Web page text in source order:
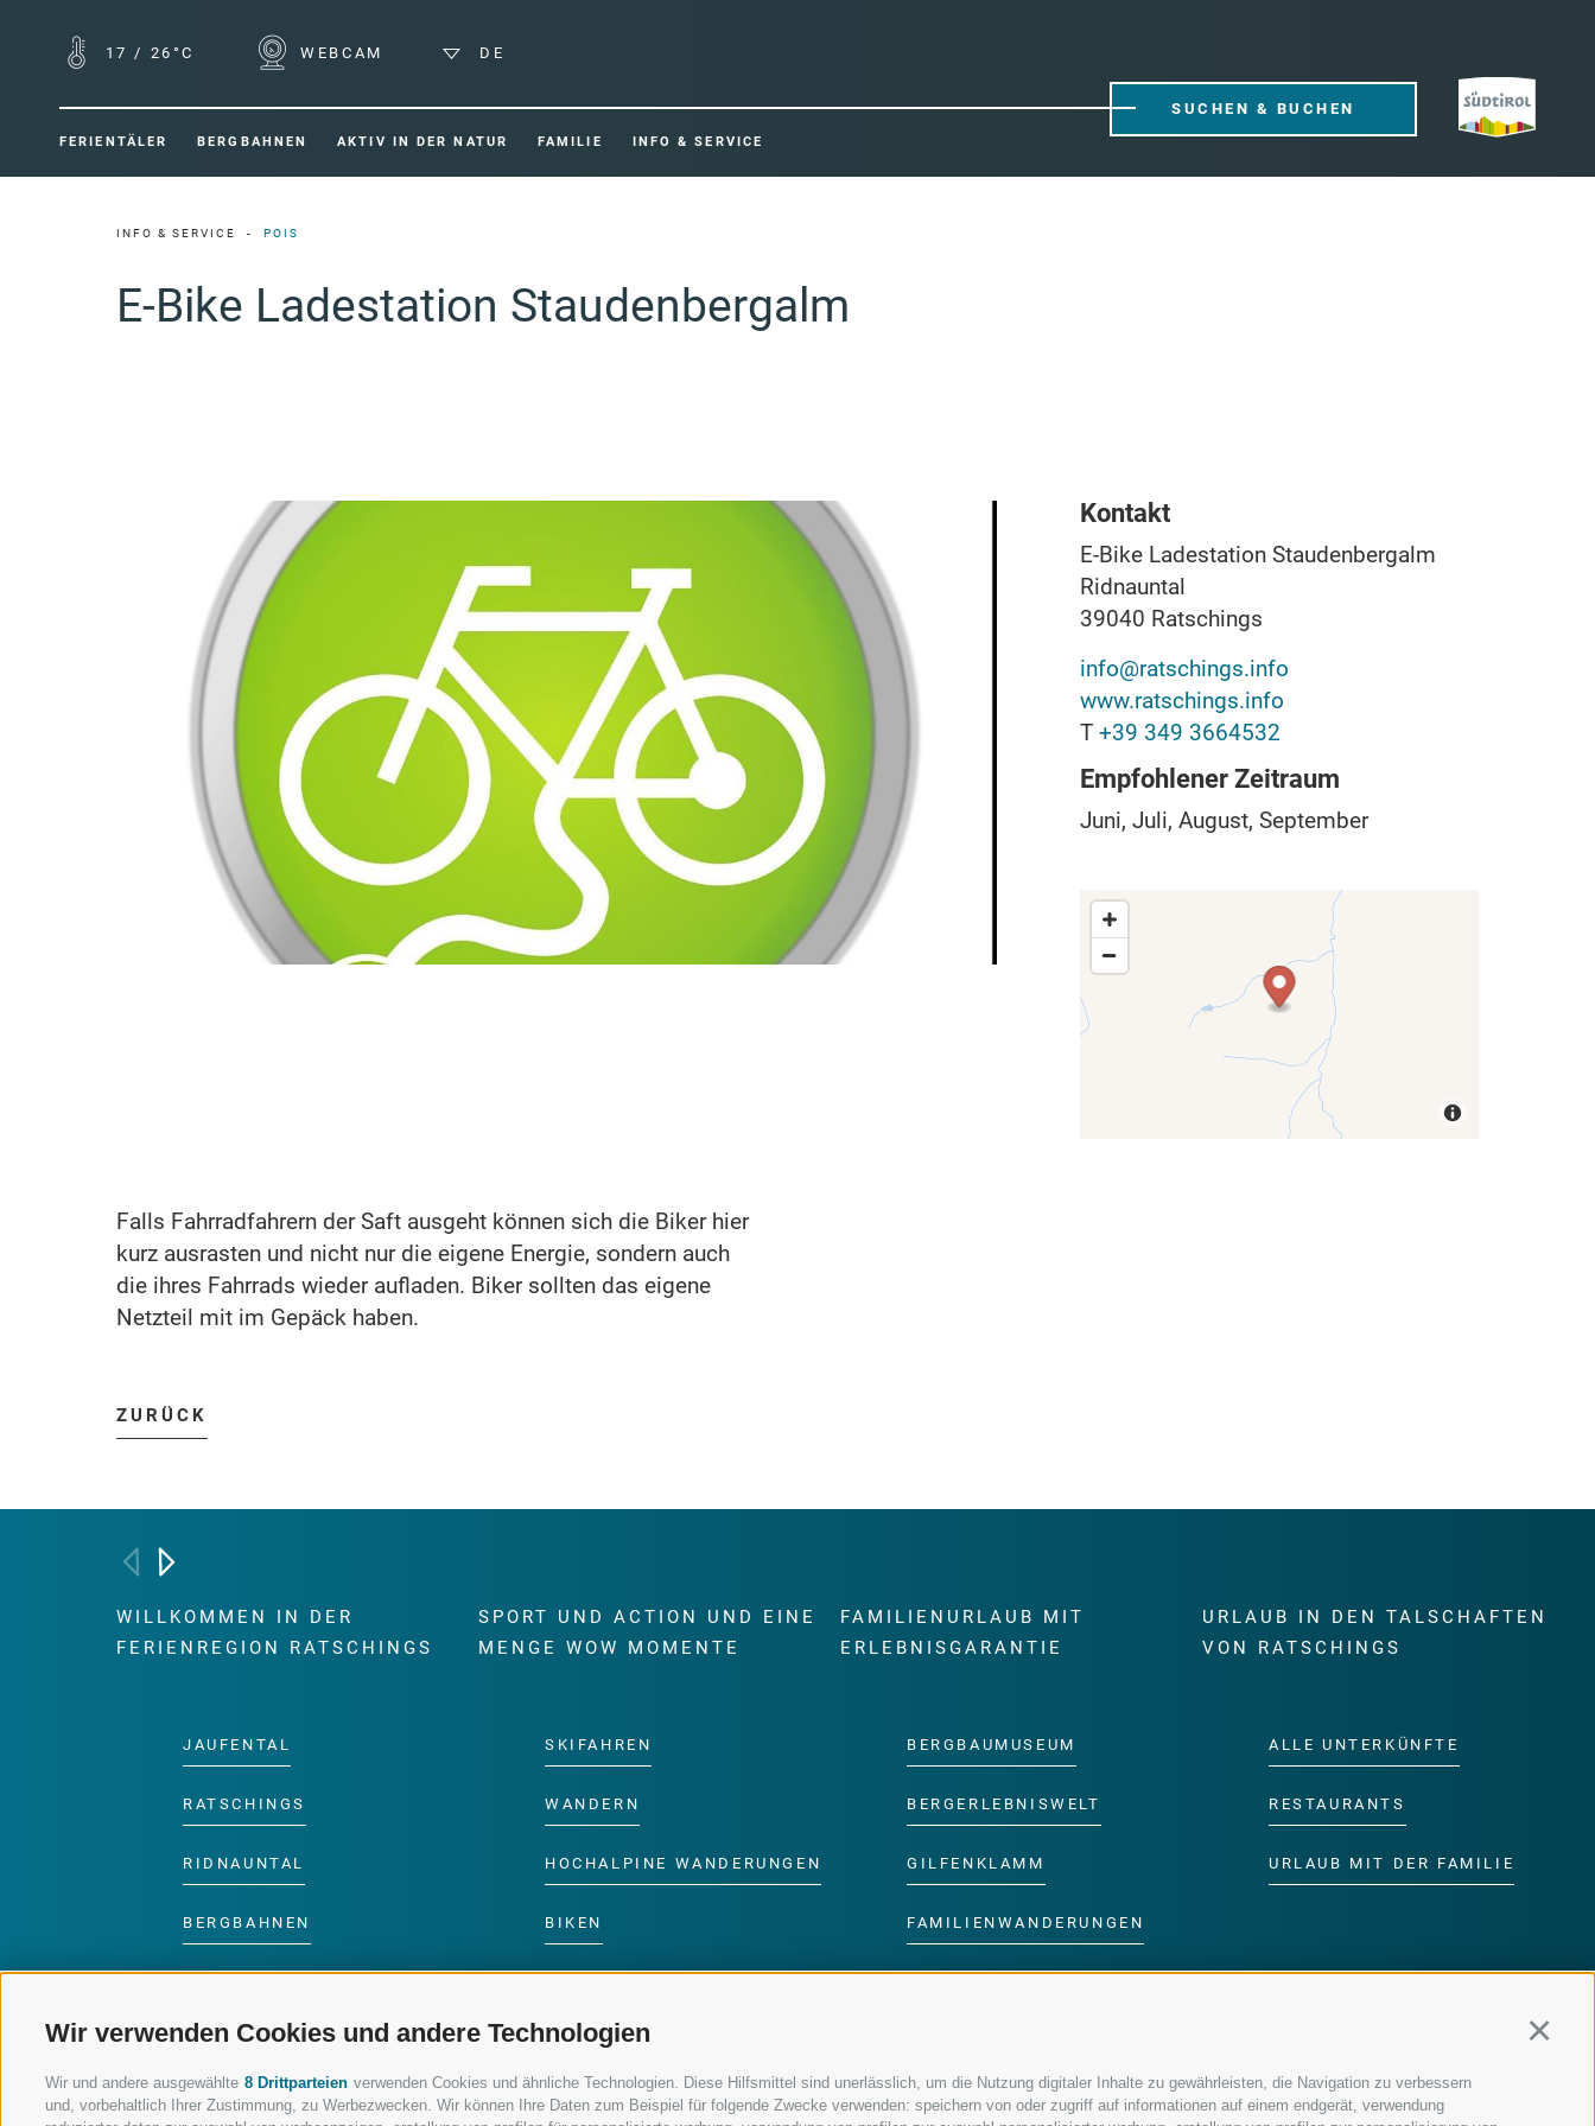
Wir verwenden Cookies und andere Technologien
Wir und andere ausgewählte 8 Drittparteien verwenden Cookies und ähnliche Technologien. Diese Hilfsmittel sind unerlässlich, um die Nutzung digitaler Inhalte zu gewährleisten, die Navigation zu verbessern
und, vorbehaltlich Ihrer Zustimmung, zu Werbezwecken. Wir können Ihre Daten zum Beispiel für folgende Zwecke verwenden: speichern von oder zugriff auf informationen auf einem endgerät, verwendung
17 / 26°C WEBCAM DE
FERIENTÄLER BERGBAHNEN AKTIV IN DER NATUR FAMILIE INFO & SERVICE
SUCHEN & BUCHEN
INFO & SERVICE POIS
E-Bike Ladestation Staudenbergalm
Kontakt
E-Bike Ladestation Staudenbergalm
Ridnauntal
39040 Ratschings
info@ratschings.info
www.ratschings.info
T +39 349 3664532
Empfohlener Zeitraum
Juni, Juli, August, September
Falls Fahrradfahrern der Saft ausgeht können sich die Biker hier
kurz ausrasten und nicht nur die eigene Energie, sondern auch
die ihres Fahrrads wieder aufladen. Biker sollten das eigene
Netzteil mit im Gepäck haben.
ZURÜCK
WILLKOMMEN IN DER
FERIENREGION RATSCHINGS
JAUFENTAL
RATSCHINGS
RIDNAUNTAL
BERGBAHNEN
LUISL'S SKISCHULE IN
SPORT UND ACTION UND EINE
MENGE WOW MOMENTE
SKIFAHREN
WANDERN
HOCHALPINE WANDERUNGEN
BIKEN
WASSER ERLEBEN
FAMILIENURLAUB MIT
ERLEBNISGARANTIE
BERGBAUMUSEUM
BERGERLEBNISWELT
GILFENKLAMM
FAMILIENWANDERUNGEN
URLAUB IN DEN TALSCHAFTEN
VON RATSCHINGS
ALLE UNTERKÜNFTE
RESTAURANTS
URLAUB MIT DER FAMILIE